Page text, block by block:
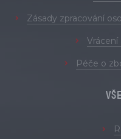
Zásady zpracování
Vrácení
Péče o